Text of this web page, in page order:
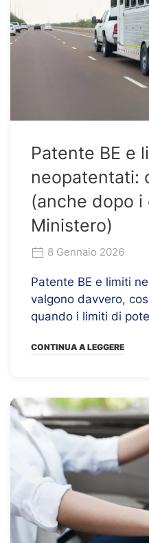
Patente BE e
neopatentati:
(anche dopo
Ministero)
8 Gennaio 2026
Patente BE e limiti
valgono davvero,
quando i limiti di
CONTINUA A LEGGERE